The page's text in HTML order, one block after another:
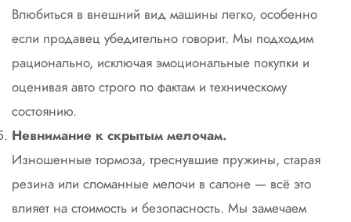
Влюбиться в внешний вид машины легко, особенно
если продавец убедительно говорит. Мы подходим
рационально, исключая эмоциональные покупки и
оценивая авто строго по фактам и техническому
состоянию.
Невнимание к скрытым мелочам.
Изношенные тормоза, треснувшие пружины, старая
резина или сломанные мелочи в салоне — всё это
влияет на стоимость и безопасность. Мы замечаем